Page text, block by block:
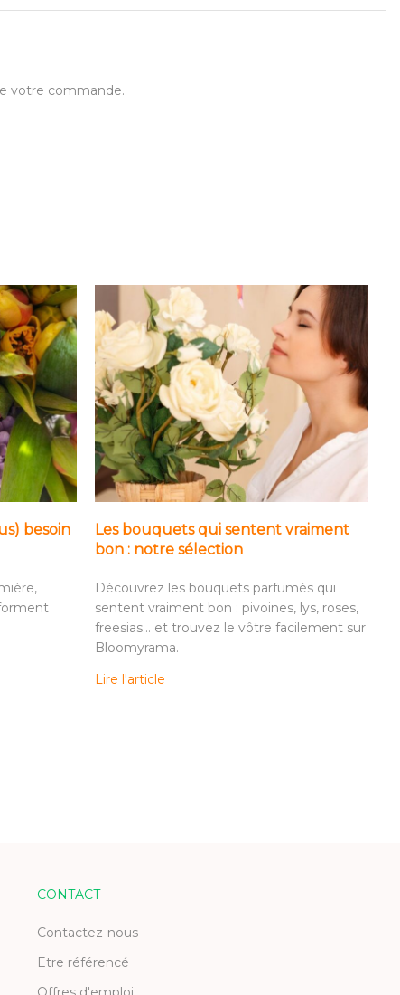
votre commande.
besoin
Les bouquets qui sentent vraiment
bon : notre sélection
Découvrez les bouquets parfumés qui
sentent vraiment bon : pivoines, lys, roses,
freesias… et trouvez le vôtre facilement sur
Bloomyrama.
Lire l'article
CONTACT
Contactez-nous
Etre référencé